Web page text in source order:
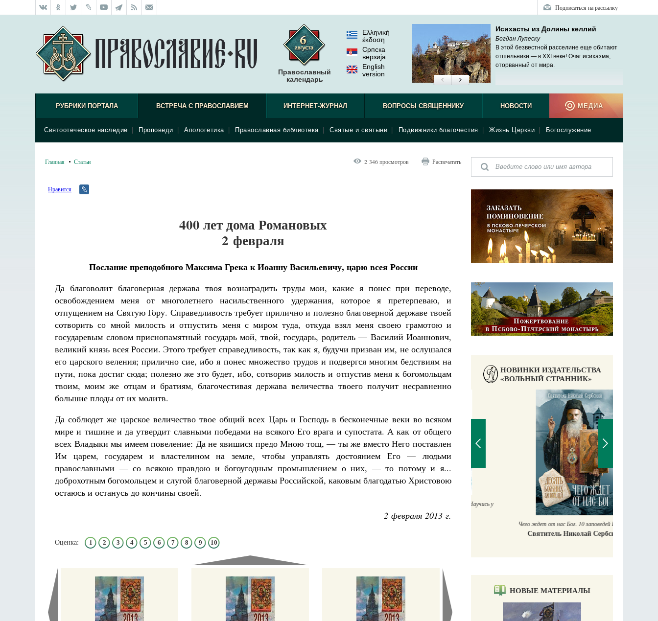
Подписаться на рассылку
Православный
календарь
Ελληνική
έκδοση
Српска
верзиjа
English
version
Исихасты из Долины келлий
Богдан Лупеску
В этой безвестной расселине еще обитают
отшельники — в XXI веке! Очаг исихазма,
оторванный от мира.
РУБРИКИ ПОРТАЛА ВСТРЕЧА С ПРАВОСЛАВИЕМ
Святоотеческое наследие Проповеди Апологетика Православная библиотека Святые и святыни Подвижники благочестия Жизнь Церкви Богослужение
ИНТЕРНЕТ-ЖУРНАЛ ВОПРОСЫ СВЯЩЕННИКУ НОВОСТИ МЕДИА
Главная Статьи 2 346 просмотров Распечатать
Нравится
400 лет дома Романовых
2 февраля
Послание преподобного Максима Грека к Иоанну Васильевичу, царю всея России
Да благоволит благоверная держава твоя вознаградить труды мои, какие я понес при переводе,
освобождением меня от многолетнего насильственного удержания, которое я претерпеваю, и
отпущением на Святую Гору. Справедливость требует прилично и полезно благоверной державе твоей
сотворить со мной милость и отпустить меня с миром туда, откуда взял меня своею грамотою и
государевым словом приснопамятный государь мой, твой, государь, родитель — Василий Иоаннович,
великий князь всея России. Этого требует справедливость, так как я, будучи призван им, не ослушался
его царского веления; прилично сие, ибо я понес множество трудов и подвергся многим бедствиям на
пути, пока достиг сюда; полезно же это будет, ибо, сотворив милость и отпустив меня к богомольцам
твоим, моим же отцам и братиям, благочестивая держава величества твоего получит несравненно
большие плоды от их молитв.
Да соблюдет же царское величество твое общий всех Царь и Господь в бесконечные веки во всяком
мире и тишине и да утвердит славными победами на всякого Его врага и супостата. А как от общего
всех Владыки мы имеем повеление: Да не явишися предо Мною тощ, — ты же вместо Него поставлен
Им царем, государем и властелином на земле, чтобы управлять достоянием Его — людьми
православными — со всякою правдою и богоугодным промышлением о них, — то потому и я...
доброхотным богомольцем и слугой благоверной державы Российской, каковым благодатью Христовою
остаюсь и останусь до кончины своей.
2 февраля 2013 г.
Оценка: 1 2 3 4 5 6 7 8 9 10
НОВИНКИ ИЗДАТЕЛЬСТВА
«ВОЛЬНЫЙ СТРАННИК»
Роман Котов Чего ждет от нас Бог. 10 заповедей Божиих
Святитель Николай Сербский
НОВЫЕ МАТЕРИАЛЫ